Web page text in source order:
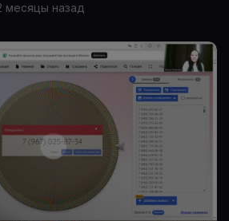
месяцы назад